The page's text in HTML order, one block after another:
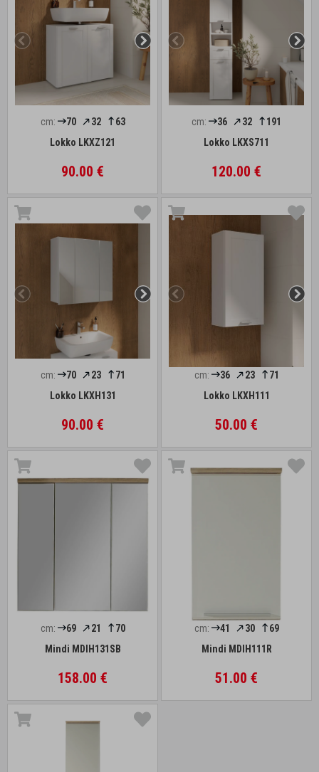
cm: 70 32
63
Lokko LKXZ121
90.00 €
cm: 36 32
191
Lokko LKXS711
120.00 €
cm: 70 23
71
Lokko LKXH131
90.00 €
cm: 36 23
71
Lokko LKXH111
50.00 €
cm: 69 21
70
Mindi MDIH131SB
158.00 €
cm: 41 30
69
Mindi MDIH111R
51.00 €